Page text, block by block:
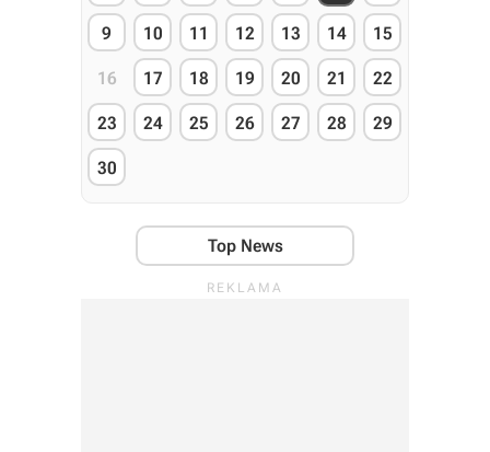
9 10 11 12 13 14 15
16 17 18 19 20 21 22
23 24 25 26 27 28 29
30
Top News